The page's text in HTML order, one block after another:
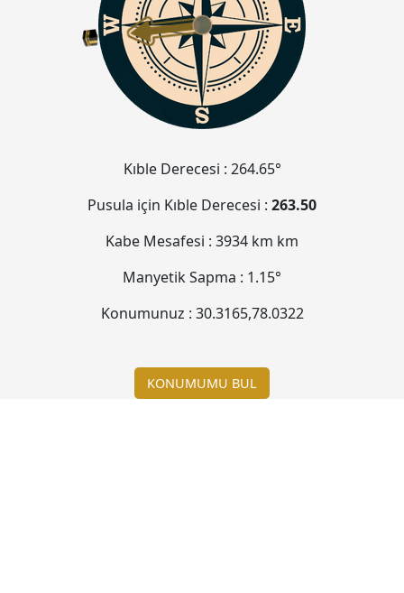
Kıble Derecesi : 264.65°
Pusula için Kıble Derecesi : 263.50
Kabe Mesafesi : 3934 km km
Manyetik Sapma : 1.15°
Konumunuz : 30.3165,78.0322
KONUMUMU BUL